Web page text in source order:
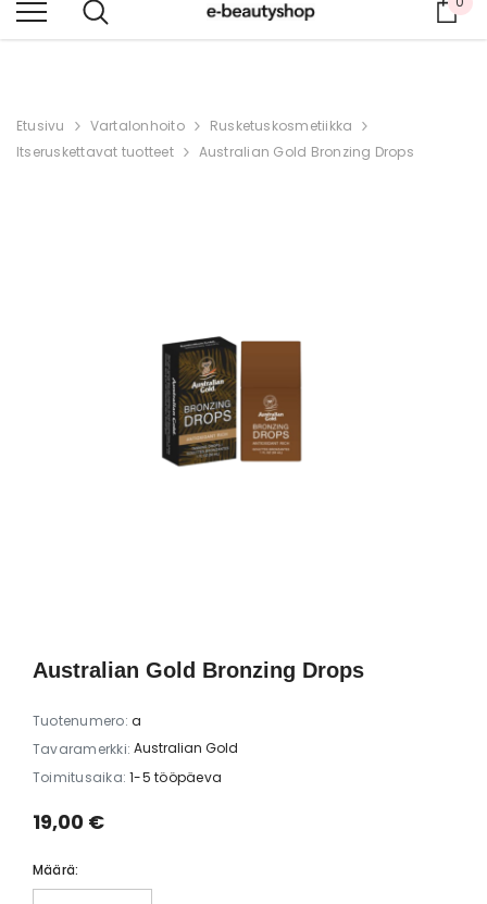
VIELÄ ENEMMÄN TUOTTEITA JA VALIKOIMAA ENGLANNIKSI.
Etusivu Vartalonhoito
Rusketuskosmetiikka
Itseruskettavat tuotteet
Australian Gold Bronzing Drops
Australian Gold Bronzing Drops
Tuotenumero: a
Tavaramerkki: Australian Gold
Toimitusaika: 1-5 tööpäeva
19,00 €
Määrä: